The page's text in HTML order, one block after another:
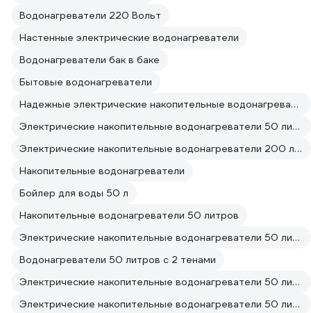
Водонагреватели 220 Вольт
Настенные электрические водонагреватели
Водонагреватели бак в баке
Бытовые водонагреватели
Надежные электрические накопительные водонагреватели
Электрические накопительные водонагреватели 50 литров Маленькие
Электрические накопительные водонагреватели 200 литров Чешские
Накопительные водонагреватели
Бойлер для воды 50 л
Накопительные водонагреватели 50 литров
Электрические накопительные водонагреватели 50 литров
Водонагреватели 50 литров с 2 тенами
Электрические накопительные водонагреватели 50 литров От сети
Электрические накопительные водонагреватели 50 литров 220 вольт